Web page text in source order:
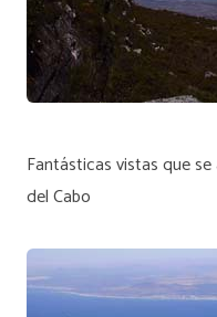
Fantásticas vistas que
del Cabo